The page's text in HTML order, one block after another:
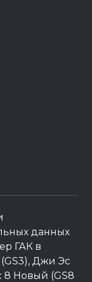
данных
ГАК в
Джи Эс
8 Новый (GS8